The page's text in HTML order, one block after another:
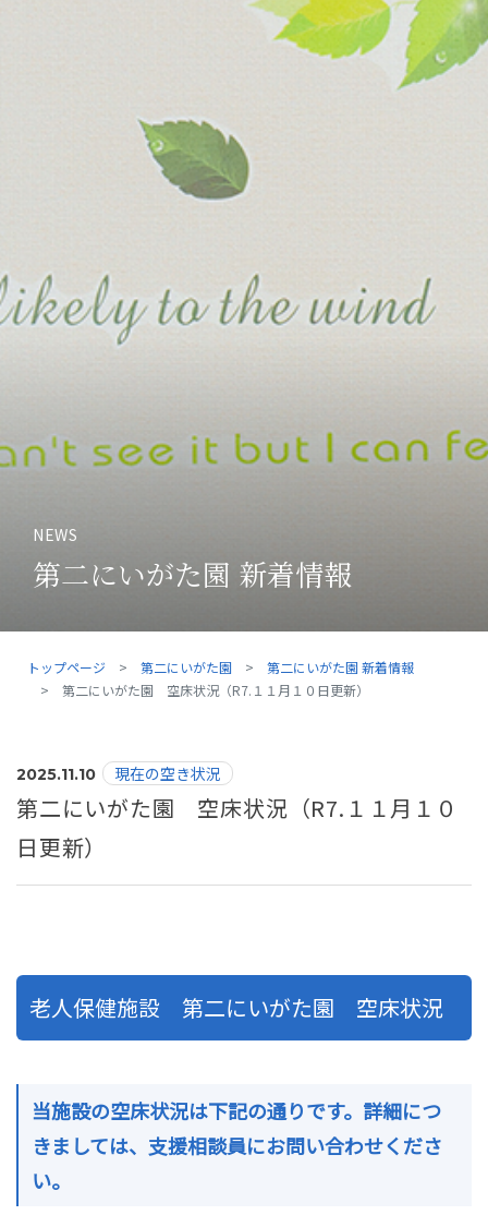
NEWS
第二にいがた園 新着情報
トップページ 第二にいがた園
第二にいがた園 新着情報
第二にいがた園 空床状況（R7.１１月１０日更新）
2025.11.10 現在の空き状況
第二にいがた園 空床状況（R7.１１月１０
日更新）
老人保健施設 第二にいがた園 空床状況
当施設の空床状況は下記の通りです。詳細につ
きましては、支援相談員にお問い合わせくださ
い。